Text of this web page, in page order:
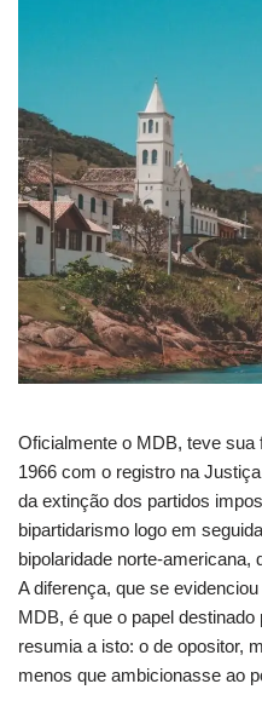
Oficialmente o MDB, teve
1966 com o registro na
da extinção dos partidos
bipartidarismo logo em
bipolaridade norte-
A diferença, que se
MDB, é que o papel
resumia a isto: o de opositor,
menos que ambicionasse ao